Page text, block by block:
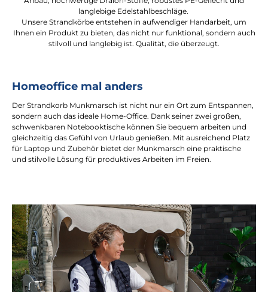
langlebige Edelstahlbeschläge.
Unsere Strandkörbe entstehen in aufwendiger Handarbeit, um
Ihnen ein Produkt zu bieten, das nicht nur funktional, sondern auch
stilvoll und langlebig ist. Qualität, die überzeugt.
Homeoffice mal anders
Der Strandkorb Munkmarsch ist nicht nur ein Ort zum Entspannen,
sondern auch das ideale Home-Office. Dank seiner zwei großen,
schwenkbaren Notebooktische können Sie bequem arbeiten und
gleichzeitig das Gefühl von Urlaub genießen. Mit ausreichend Platz
für Laptop und Zubehör bietet der Munkmarsch eine praktische
und stilvolle Lösung für produktives Arbeiten im Freien.